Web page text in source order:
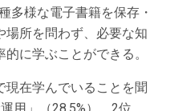
多様な電子書籍を保存・
場所を問わず、必要な知
に学ぶことができる。
現在学んでいることを聞